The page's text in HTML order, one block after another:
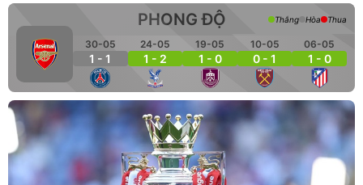
PHONG ĐỘ
30-05
1 - 1
24-05
1 - 2
19-05
1 - 0
10-05
0 - 1
06-05
1 - 0
Thắng Hòa Thua